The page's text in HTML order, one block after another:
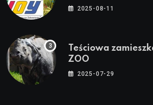
zestawy do baniek
2025-08-11
Teściowa
ZOO
2025-07-29